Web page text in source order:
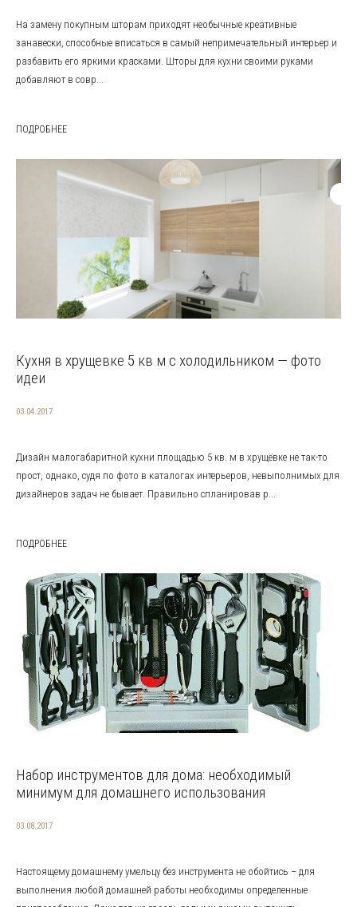
На замену покупным шторам приходят необычные креативные
занавески, способные вписаться в самый непримечательный интерьер и
разбавить его яркими красками. Шторы для кухни своими руками
добавляют в совр...
ПОДРОБНЕЕ
Кухня в хрущевке 5 кв м с холодильником — фото
идеи
03.04.2017
Дизайн малогабаритной кухни площадью 5 кв. м в хрущёвке не так-то
прост, однако, судя по фото в каталогах интерьеров, невыполнимых для
дизайнеров задач не бывает. Правильно спланировав р...
ПОДРОБНЕЕ
Набор инструментов для дома: необходимый
минимум для домашнего использования
03.08.2017
Настоящему домашнему умельцу без инструмента не обойтись – для
выполнения любой домашней работы необходимы определенные